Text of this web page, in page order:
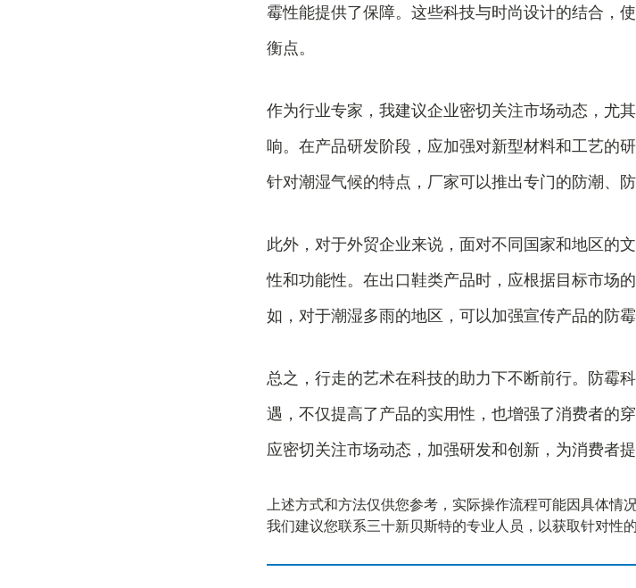
霉性能提供了保障。这些科技与时尚设计的结合，
衡点。
作为行业专家，我建议企业密切关注市场动态，尤
响。在产品研发阶段，应加强对新型材料和工艺的
针对潮湿气候的特点，厂家可以推出专门的防潮、
此外，对于外贸企业来说，面对不同国家和地区的
性和功能性。在出口鞋类产品时，应根据目标市场
如，对于潮湿多雨的地区，可以加强宣传产品的防
总之，行走的艺术在科技的助力下不断前行。防霉
遇，不仅提高了产品的实用性，也增强了消费者的
应密切关注市场动态，加强研发和创新，为消费者
上述方式和方法仅供您参考，实际操作流程可能因具体情
我们建议您联系三十新贝斯特的专业人员，以获取针对